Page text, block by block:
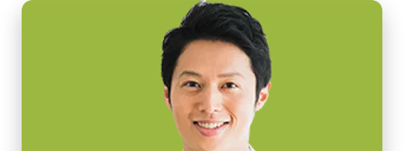
Super 35 mm
CoaXPress CXP6 ケーブル
(Micro BNC – DIN)